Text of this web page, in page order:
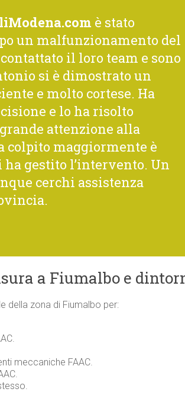
è stato
un malfunzionamento del
il loro team e sono
si è dimostrato un
e molto cortese. Ha
e lo ha risolto
attenzione alla
colpito maggiormente è
ha gestito l’intervento. Un
cerchi assistenza
a Fiumalbo e
della zona di Fiumalbo per:
meccaniche FAAC.